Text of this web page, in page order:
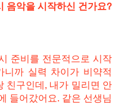
음악을 시작하신 건가요?
준비를 전문적으로 시작
니까 실력 차이가 비약적
친구인데, 내가 밀리면 안
들어갔어요. 같은 선생님